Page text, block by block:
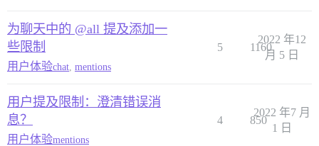
为聊天中的 @all 提及添加一
些限制
用户体验chat mentions
5 1160
2022 年12
月 5 日
用户提及限制：澄清错误消
息？
用户体验mentions
4 850
2022 年7 月
1 日